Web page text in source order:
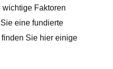
wichtige Faktoren
eine fundierte
Sie hier einige